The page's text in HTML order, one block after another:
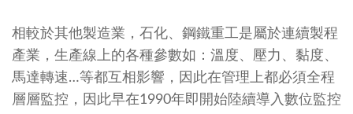
相較於其他製造業，石化、鋼鐵重工是屬於連續製程
產業，生產線上的各種參數如：溫度、壓力、黏度、
馬達轉速…等都互相影響，因此在管理上都必須全程
層層監控，因此早在1990年即開始陸續導入數位監控